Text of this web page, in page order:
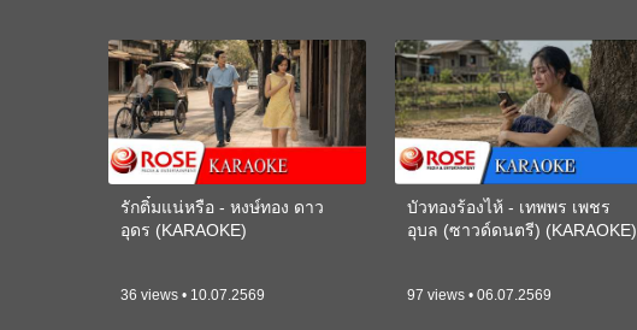
รักติ๋มแน่หรือ - หงษ์ทอง ดาว
อุดร (KARAOKE)
36 views • 10.07.2569
บัวทองร้องไห้ - เทพพร เพชร
อุบล (ซาวด์ดนตรี) (KARAOKE)
97 views • 06.07.2569